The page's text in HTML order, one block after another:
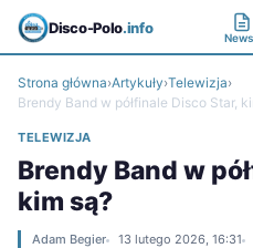
Disco-Polo.info
Strona główna›Artykuły›Telewizja›
Brendy Band w półfinale Disco Star,
TELEWIZJA
Brendy Band w
kim są?
Adam Begier 13 lutego 2026, 16:31